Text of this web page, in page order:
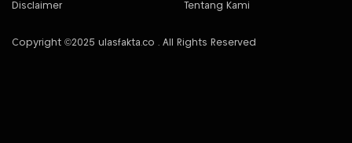
Disclaimer
Tentang Kami
Copyright ©2025 ulasfakta.co . All Rights Reserved